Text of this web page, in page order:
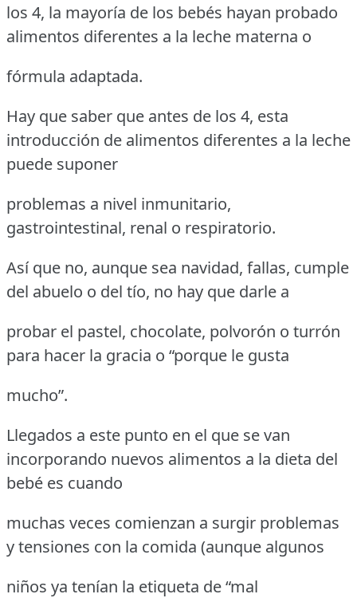
los 4, la mayoría de los bebés hayan probado
alimentos diferentes a la leche materna o
fórmula adaptada.
Hay que saber que antes de los 4, esta
introducción de alimentos diferentes a la leche
puede suponer
problemas a nivel inmunitario,
gastrointestinal, renal o respiratorio.
Así que no, aunque sea navidad, fallas, cumple
del abuelo o del tío, no hay que darle a
probar el pastel, chocolate, polvorón o turrón
para hacer la gracia o “porque le gusta
mucho”.
Llegados a este punto en el que se van
incorporando nuevos alimentos a la dieta del
bebé es cuando
muchas veces comienzan a surgir problemas
y tensiones con la comida (aunque algunos
niños ya tenían la etiqueta de “mal